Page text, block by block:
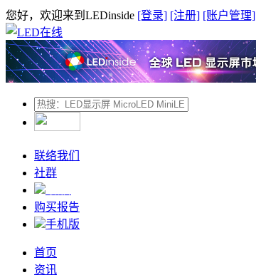
您好，欢迎来到LEDinside [登录] [注册] [账户管理]
联络我们
社群
购买报告
手机版
首页
资讯